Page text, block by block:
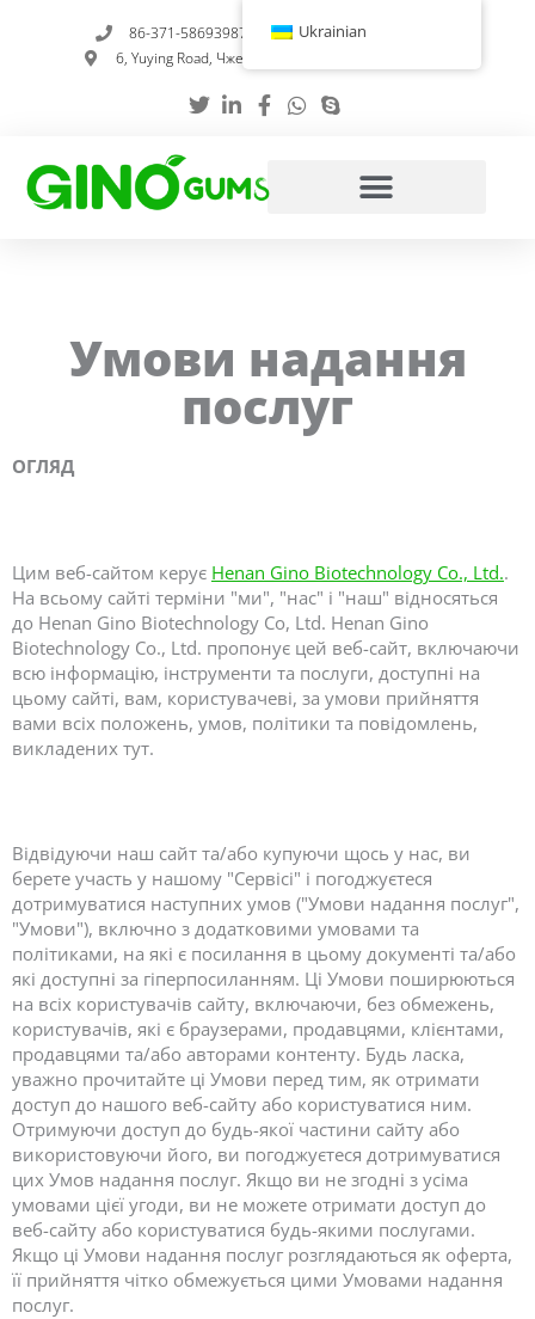
86-371-58693987
info@gumstabilizer.com
6, Yuying Road, Чженчжоу, провінція Хенань, Китай
Умови надання
послуг
ОГЛЯД
Цим веб-сайтом керує Henan Gino Biotechnology Co., Ltd..
На всьому сайті терміни "ми", "нас" і "наш" відносяться
до Henan Gino Biotechnology Co, Ltd. Henan Gino
Biotechnology Co., Ltd. пропонує цей веб-сайт, включаючи
всю інформацію, інструменти та послуги, доступні на
цьому сайті, вам, користувачеві, за умови прийняття
вами всіх положень, умов, політики та повідомлень,
викладених тут.
Відвідуючи наш сайт та/або купуючи щось у нас, ви
берете участь у нашому "Сервісі" і погоджуєтеся
дотримуватися наступних умов ("Умови надання послуг",
"Умови"), включно з додатковими умовами та
політиками, на які є посилання в цьому документі та/або
які доступні за гіперпосиланням. Ці Умови поширюються
на всіх користувачів сайту, включаючи, без обмежень,
користувачів, які є браузерами, продавцями, клієнтами,
продавцями та/або авторами контенту. Будь ласка,
уважно прочитайте ці Умови перед тим, як отримати
доступ до нашого веб-сайту або користуватися ним.
Отримуючи доступ до будь-якої частини сайту або
використовуючи його, ви погоджуєтеся дотримуватися
цих Умов надання послуг. Якщо ви не згодні з усіма
умовами цієї угоди, ви не можете отримати доступ до
веб-сайту або користуватися будь-якими послугами.
Якщо ці Умови надання послуг розглядаються як оферта,
її прийняття чітко обмежується цими Умовами надання
послуг.
Ukrainian